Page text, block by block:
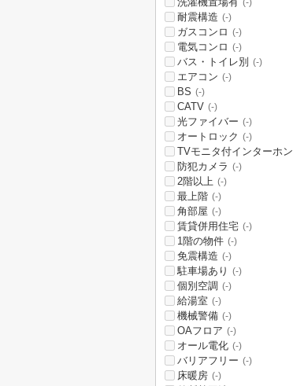
(-)
耐震構造 (-)
ガスコンロ (-)
電気コンロ (-)
バス・トイレ別 (-)
エアコン (-)
BS (-)
CATV (-)
光ファイバー (-)
オートロック (-)
TVモニタ付インターホン
防犯カメラ (-)
2階以上 (-)
最上階 (-)
角部屋 (-)
賃貸併用住宅 (-)
1階の物件 (-)
免震構造 (-)
駐車場あり (-)
個別空調 (-)
給湯室 (-)
機械警備 (-)
OAフロア (-)
オール電化 (-)
バリアフリー (-)
床暖房 (-)